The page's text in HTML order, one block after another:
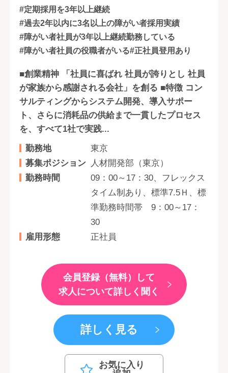
#定期採用を3年以上継続
#過去2年以内に3名以上の障がい者採用実績
#障がい者社員が3年以上継続勤務している
#障がい者社員の役職者がいる#正社員登用あり
■創業精神 「社員に喜ばれ 社員が誇りとし 社員
が家族から感謝される会社」を創る ■特徴 コン
サルティングからシステム開発、導入サポー
ト、さらに消耗品の供給まで一貫したプロセス
を、すべて1社で実践...
勤務地
東京
募集ポジション
人材開発部（東京）
勤務時間
09：00～17：30、フレックス
タイム制あり、標準7.5Ｈ、標
準勤務時間帯 9：00～17：
30
雇用形態
正社員
会員登録（無料）して
求人について詳しく聞く
詳しく見る
お気に入り